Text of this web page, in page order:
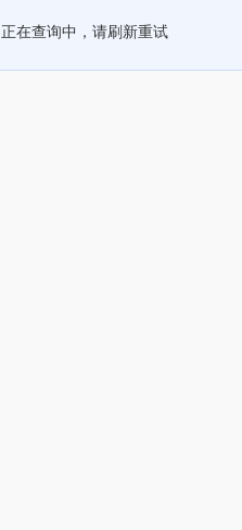
正在查询中，请刷新重试